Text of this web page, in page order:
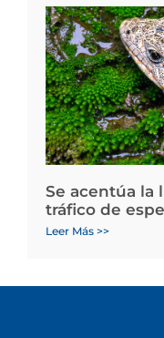
Se acentúa la
tráfico de
Leer Más >>